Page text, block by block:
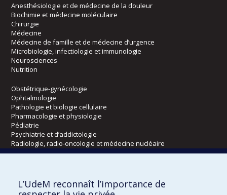
Anesthésiologie et de médecine de la douleur
Biochimie et médecine moléculaire
Chirurgie
Médecine
Médecine de famille et de médecine d’urgence
Microbiologie, infectiologie et immunologie
Neurosciences
Nutrition
Obstétrique-gynécologie
Ophtalmologie
Pathologie et biologie cellulaire
Pharmacologie et physiologie
Pédiatrie
Psychiatrie et d’addictologie
Radiologie, radio-oncologie et médecine nucléaire
Kinésiologie et des sciences de l’activité physique
L’UdeM reconnaît l’importance de